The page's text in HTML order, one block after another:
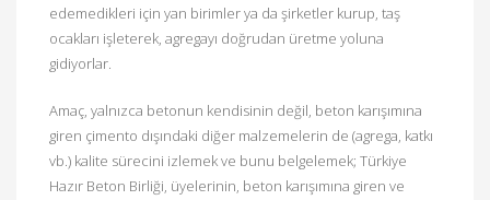
edemedikleri için yan birimler ya da şirketler kurup, taş
ocakları işleterek, agregayı doğrudan üretme yoluna
gidiyorlar.
Amaç, yalnızca betonun kendisinin değil, beton karışımına
giren çimento dışındaki diğer malzemelerin de (agrega, katkı
vb.) kalite sürecini izlemek ve bunu belgelemek; Türkiye
Hazır Beton Birliği, üyelerinin, beton karışımına giren ve